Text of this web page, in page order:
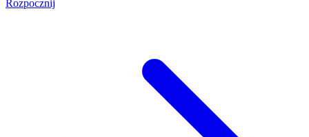
Rozpocznij